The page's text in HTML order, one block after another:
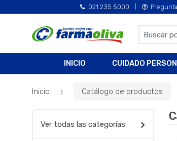
021 235 5000
u
s
c
r
r
INICIO CUIDADO
Inicio Catálogo de productos
Ver todas las categorías